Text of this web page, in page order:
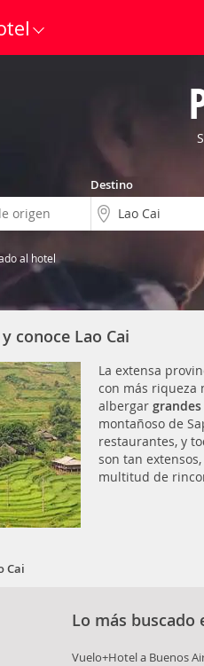
Destino
al hotel
conoce Lao Cai
La extensa
con más riqueza
albergar
montañoso de
restaurantes, y
son tan
multitud de
Cai
Lo más buscado
Vuelo+Hotel a Buenos